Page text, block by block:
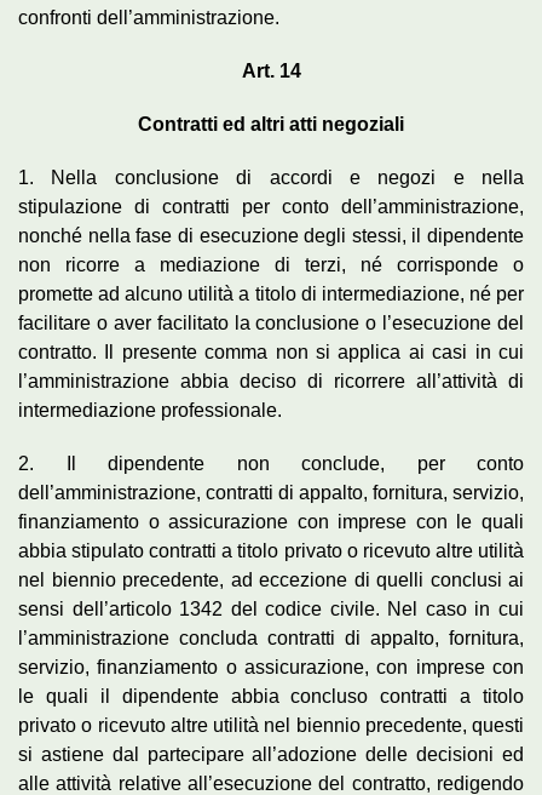
confronti dell’amministrazione.
Art. 14
Contratti ed altri atti negoziali
1. Nella conclusione di accordi e negozi e nella
stipulazione di contratti per conto dell’amministrazione,
nonché nella fase di esecuzione degli stessi, il dipendente
non ricorre a mediazione di terzi, né corrisponde o
promette ad alcuno utilità a titolo di intermediazione, né per
facilitare o aver facilitato la conclusione o l’esecuzione del
contratto. Il presente comma non si applica ai casi in cui
l’amministrazione abbia deciso di ricorrere all’attività di
intermediazione professionale.
2. Il dipendente non conclude, per conto
dell’amministrazione, contratti di appalto, fornitura, servizio,
finanziamento o assicurazione con imprese con le quali
abbia stipulato contratti a titolo privato o ricevuto altre utilità
nel biennio precedente, ad eccezione di quelli conclusi ai
sensi dell’articolo 1342 del codice civile. Nel caso in cui
l’amministrazione concluda contratti di appalto, fornitura,
servizio, finanziamento o assicurazione, con imprese con
le quali il dipendente abbia concluso contratti a titolo
privato o ricevuto altre utilità nel biennio precedente, questi
si astiene dal partecipare all’adozione delle decisioni ed
alle attività relative all’esecuzione del contratto, redigendo